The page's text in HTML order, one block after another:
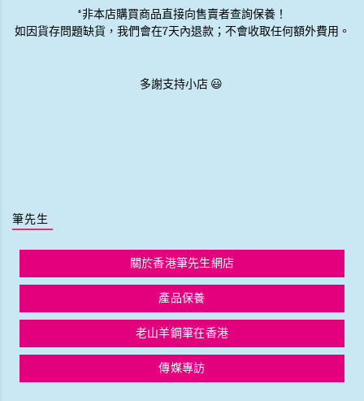
*非本店購買商品直接向售賣者查詢保養！
如因貨存問題缺貨，我們會在7天內退款；不會收取任何額外費用。
多謝支持小店 😃
筆先生
關於香港筆先生網店
產品保養
老山羊鋼筆在香港
傳媒專訪